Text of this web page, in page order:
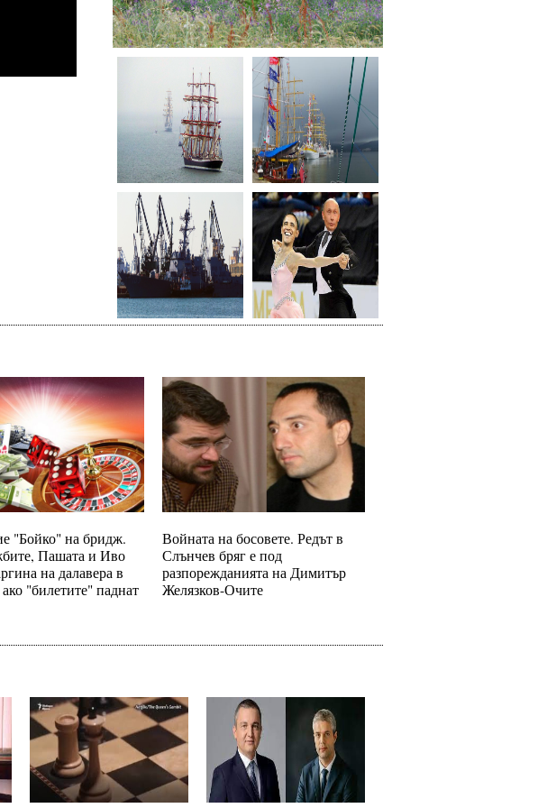
"Бойко" на бридж.
Пашата и Иво
на далавера в
"билетите" паднат
Войната на босовете. Редът в
Слънчев бряг е под
разпорежданията на Димитър
Желязков-Очите